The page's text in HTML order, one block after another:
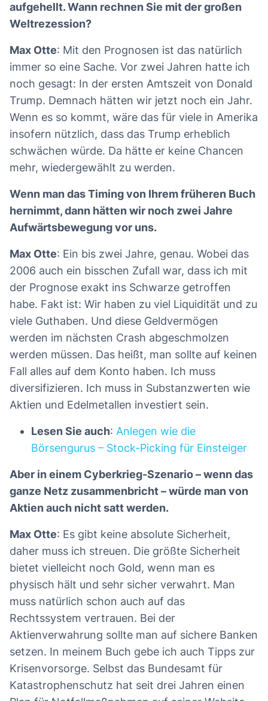
aufgehellt. Wann rechnen Sie mit der großen
Weltrezession?
Max Otte: Mit den Prognosen ist das natürlich
immer so eine Sache. Vor zwei Jahren hatte ich
noch gesagt: In der ersten Amtszeit von Donald
Trump. Demnach hätten wir jetzt noch ein Jahr.
Wenn es so kommt, wäre das für viele in Amerika
insofern nützlich, dass das Trump erheblich
schwächen würde. Da hätte er keine Chancen
mehr, wiedergewählt zu werden.
Wenn man das Timing von Ihrem früheren Buch
hernimmt, dann hätten wir noch zwei Jahre
Aufwärtsbewegung vor uns.
Max Otte: Ein bis zwei Jahre, genau. Wobei das
2006 auch ein bisschen Zufall war, dass ich mit
der Prognose exakt ins Schwarze getroffen
habe. Fakt ist: Wir haben zu viel Liquidität und zu
viele Guthaben. Und diese Geldvermögen
werden im nächsten Crash abgeschmolzen
werden müssen. Das heißt, man sollte auf keinen
Fall alles auf dem Konto haben. Ich muss
diversifizieren. Ich muss in Substanzwerten wie
Aktien und Edelmetallen investiert sein.
Lesen Sie auch: Anlegen wie die
Börsengurus – Stock-Picking für Einsteiger
Aber in einem Cyberkrieg-Szenario – wenn das
ganze Netz zusammenbricht – würde man von
Aktien auch nicht satt werden.
Max Otte: Es gibt keine absolute Sicherheit,
daher muss ich streuen. Die größte Sicherheit
bietet vielleicht noch Gold, wenn man es
physisch hält und sehr sicher verwahrt. Man
muss natürlich schon auch auf das
Rechtssystem vertrauen. Bei der
Aktienverwahrung sollte man auf sichere Banken
setzen. In meinem Buch gebe ich auch Tipps zur
Krisenvorsorge. Selbst das Bundesamt für
Katastrophenschutz hat seit drei Jahren einen